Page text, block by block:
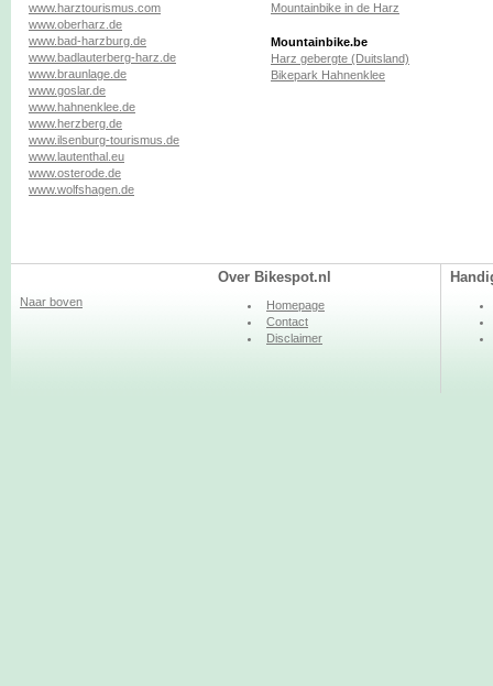
www.harztourismus.com
www.oberharz.de
www.bad-harzburg.de
www.badlauterberg-harz.de
www.braunlage.de
www.goslar.de
www.hahnenklee.de
www.herzberg.de
www.ilsenburg-tourismus.de
www.lautenthal.eu
www.osterode.de
www.wolfshagen.de
Mountainbike in de Harz
Mountainbike.be
Harz gebergte (Duitsland)
Bikepark Hahnenklee
Naar boven
Over Bikespot.nl
Homepage
Contact
Disclaimer